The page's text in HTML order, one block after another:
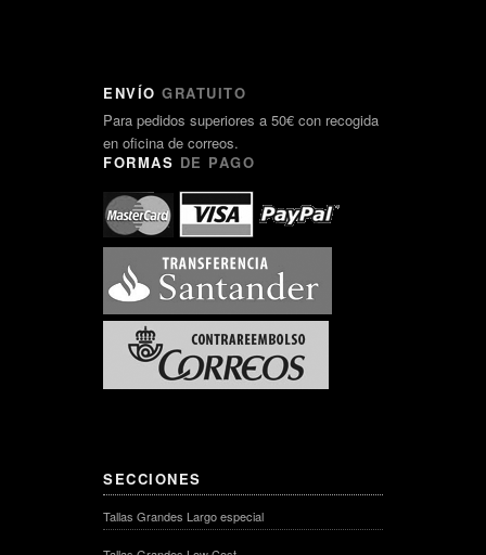
ENVÍO GRATUITO
Para pedidos superiores a 50€ con recogida
en oficina de correos.
FORMAS DE PAGO
SECCIONES
Tallas Grandes Largo especial